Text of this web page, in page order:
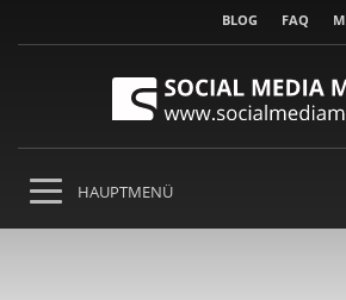
BLOG FAQ